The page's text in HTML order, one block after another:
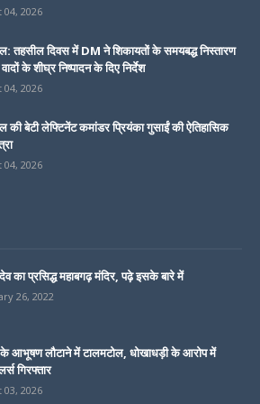
04, 2026
तहसील दिवस में DM ने शिकायतों के समयबद्ध निस्तारण
के शीघ्र निष्पादन के दिए निर्देश
04, 2026
की बेटी लेफ्टिनेंट कमांडर प्रियंका गुसाईं की ऐतिहासिक
04, 2026
का प्रसिद्ध महाबगढ़ मंदिर, पढ़े इसके बारे में
26, 2022
के आभूषण लौटाने में टालमटोल, धोखाधड़ी के आरोप में
गिरफ्तार
03, 2026